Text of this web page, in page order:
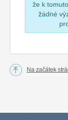
že k
žádné
Na začátek